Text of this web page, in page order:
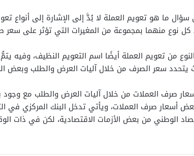
سؤال ما هو تعويم العملة لا بُدَّ إلى الإشارة إلى أنواع
كل نوع منهما بمجموعة من المغيرات التي تؤثر على سعر
من تعويم العملة أيضًا اسم التعويم النظيف، وفيه
سعر الصرف من خلال آليات العرض والطلب وبعض
صرف العملات من خلال آليات العرض والطلب مع
أسعار صرف العملات، ويأتي تدخل البنك المركزي في
الوطني من بعض الأزمات الاقتصادية، لكن في ذات